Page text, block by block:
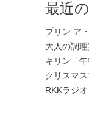
最近
プリン ア
大人の調
キリン「
クリスマ
RKKラジオ